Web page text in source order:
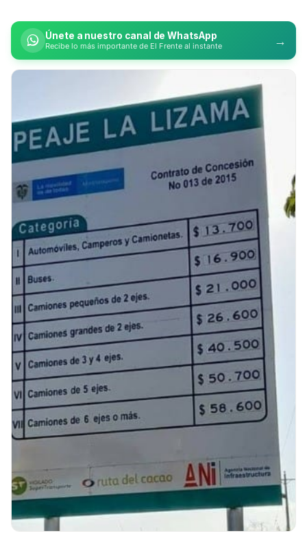
Únete a nuestro canal de WhatsApp
Recibe lo más importante de El Frente al instante →